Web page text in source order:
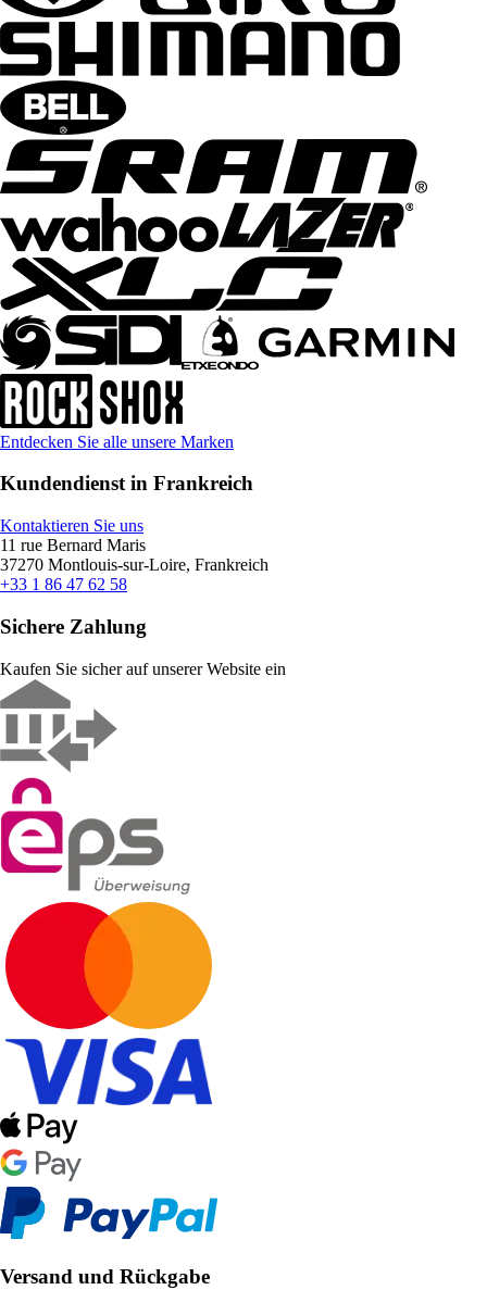
Entdecken Sie alle unsere Marken
Kundendienst in Frankreich
Kontaktieren Sie uns
11 rue Bernard Maris
37270 Montlouis-sur-Loire, Frankreich
+33 1 86 47 62 58
Sichere Zahlung
Kaufen Sie sicher auf unserer Website ein
Versand und Rückgabe